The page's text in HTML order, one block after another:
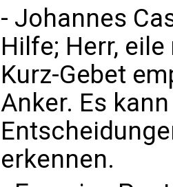
- Johannes
Hilfe; Herr,
Kurz-Gebet
Anker. Es
erkennen.